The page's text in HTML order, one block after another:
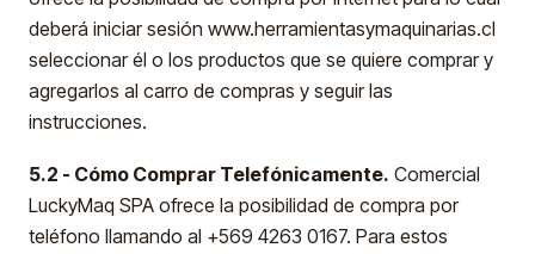
deberá iniciar sesión www.herramientasymaquinarias.cl
seleccionar él o los productos que se quiere comprar y
agregarlos al carro de compras y seguir las
instrucciones.
5.2 - Cómo Comprar Telefónicamente. Comercial
LuckyMaq SPA ofrece la posibilidad de compra por
teléfono llamando al +569 4263 0167. Para estos